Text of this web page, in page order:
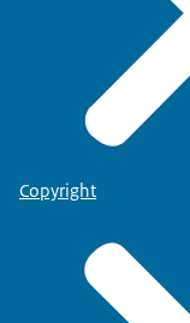
Copyright